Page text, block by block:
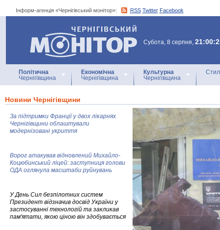
Інформ-агенція «Чернігівський монітор»: RSS Twitter Facebook
Інформ-агенція
«Чернігівський монітор»
Субота, 8 серпня,
Політична
Чернігівщина
Економічна
Чернігівщина
Культурна
Чернігівщина
Новини Чернігівщини
За підтримки Франції у двох лікарнях
Чернігівщини облаштували
модернізовані укриття
Ворог атакував відновлений Михайло-
Коцюбинський ліцей: заступниця голови
ОДА оглянула масштаби руйнувань
У День Сил безпілотних систем
Президент відзначив досвід України у
застосуванні технологій та закликав
пам'ятати, якою ціною він здобувається